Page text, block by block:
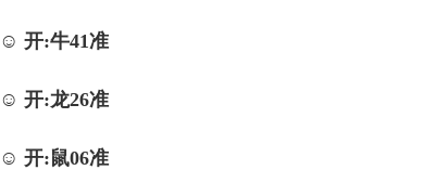
☺ 开:牛41准
☺ 开:龙26准
☺ 开:鼠06准